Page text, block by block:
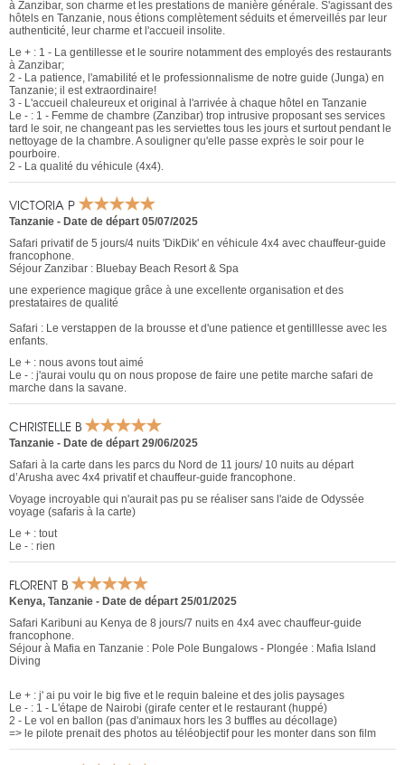
à Zanzibar, son charme et les prestations de manière générale. S'agissant des
hôtels en Tanzanie, nous étions complètement séduits et émerveillés par leur
authenticité, leur charme et l'accueil insolite.
Le + : 1 - La gentillesse et le sourire notamment des employés des restaurants
à Zanzibar;
2 - La patience, l'amabilité et le professionnalisme de notre guide (Junga) en
Tanzanie; il est extraordinaire!
3 - L'accueil chaleureux et original à l'arrivée à chaque hôtel en Tanzanie
Le - : 1 - Femme de chambre (Zanzibar) trop intrusive proposant ses services
tard le soir, ne changeant pas les serviettes tous les jours et surtout pendant le
nettoyage de la chambre. A souligner qu'elle passe exprès le soir pour le
pourboire.
2 - La qualité du véhicule (4x4).
VICTORIA P
Tanzanie - Date de départ 05/07/2025
Safari privatif de 5 jours/4 nuits 'DikDik' en véhicule 4x4 avec chauffeur-guide
francophone.
Séjour Zanzibar : Bluebay Beach Resort & Spa
une experience magique grâce à une excellente organisation et des
prestataires de qualité
Safari : Le verstappen de la brousse et d'une patience et gentilllesse avec les
enfants.
Le + : nous avons tout aimé
Le - : j'aurai voulu qu on nous propose de faire une petite marche safari de
marche dans la savane.
CHRISTELLE B
Tanzanie - Date de départ 29/06/2025
Safari à la carte dans les parcs du Nord de 11 jours/ 10 nuits au départ
d’Arusha avec 4x4 privatif et chauffeur-guide francophone.
Voyage incroyable qui n'aurait pas pu se réaliser sans l'aide de Odyssée
voyage (safaris à la carte)
Le + : tout
Le - : rien
FLORENT B
Kenya, Tanzanie - Date de départ 25/01/2025
Safari Karibuni au Kenya de 8 jours/7 nuits en 4x4 avec chauffeur-guide
francophone.
Séjour à Mafia en Tanzanie : Pole Pole Bungalows - Plongée : Mafia Island
Diving
Le + : j' ai pu voir le big five et le requin baleine et des jolis paysages
Le - : 1 - L'étape de Nairobi (girafe center et le restaurant (huppé)
2 - Le vol en ballon (pas d'animaux hors les 3 buffles au décollage)
=> le pilote prenait des photos au téléobjectif pour les monter dans son film